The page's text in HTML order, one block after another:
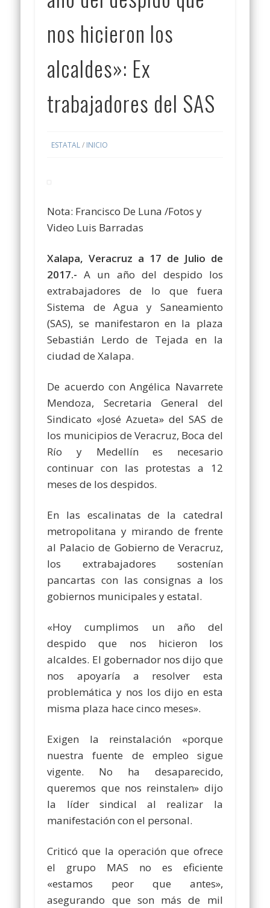
nos hicieron los
alcaldes»: Ex
trabajadores del SAS
ESTATAL/ INICIO
Nota: Francisco De Luna /Fotos y
Video Luis Barradas
Xalapa, Veracruz a 17 de Julio de
2017.- A un año del despido los
extrabajadores de lo que fuera
Sistema de Agua y Saneamiento
(SAS), se manifestaron en la plaza
Sebastián Lerdo de Tejada en la
ciudad de Xalapa.
De acuerdo con Angélica Navarrete
Mendoza, Secretaria General del
Sindicato «José Azueta» del SAS de
los municipios de Veracruz, Boca del
Río y Medellín es necesario
continuar con las protestas a 12
meses de los despidos.
En las escalinatas de la catedral
metropolitana y mirando de frente
al Palacio de Gobierno de Veracruz,
los extrabajadores sostenían
pancartas con las consignas a los
gobiernos municipales y estatal.
«Hoy cumplimos un año del
despido que nos hicieron los
alcaldes. El gobernador nos dijo que
nos apoyaría a resolver esta
problemática y nos los dijo en esta
misma plaza hace cinco meses».
Exigen la reinstalación «porque
nuestra fuente de empleo sigue
vigente. No ha desaparecido,
queremos que nos reinstalen» dijo
la líder sindical al realizar la
manifestación con el personal.
Criticó que la operación que ofrece
el grupo MAS no es eficiente
«estamos peor que antes»,
asegurando que son más de mil